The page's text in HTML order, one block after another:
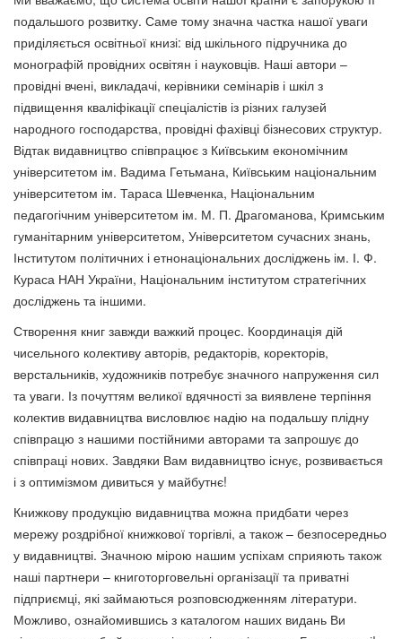
подальшого розвитку. Саме тому значна частка нашої уваги
приділяється освітньої книзі: від шкільного підручника до
монографій провідних освітян і науковців. Наші автори –
провідні вчені, викладачі, керівники семінарів і шкіл з
підвищення кваліфікації спеціалістів із різних галузей
народного господарства, провідні фахівці бізнесових структур.
Відтак видавництво співпрацює з Київським економічним
університетом ім. Вадима Гетьмана, Київським національним
університетом ім. Тараса Шевченка, Національним
педагогічним університетом ім. М. П. Драгоманова, Кримським
гуманітарним університетом, Університетом сучасних знань,
Інститутом політичних і етнонаціональних досліджень ім. І. Ф.
Кураса НАН України, Національним інститутом стратегічних
досліджень та іншими.
Створення книг завжди важкий процес. Координація дій
чисельного колективу авторів, редакторів, коректорів,
верстальників, художників потребує значного напруження сил
та уваги. Із почуттям великої вдячності за виявлене терпіння
колектив видавництва висловлює надію на подальшу плідну
співпрацю з нашими постійними авторами та запрошує до
співпраці нових. Завдяки Вам видавництво існує, розвивається
і з оптимізмом дивиться у майбутнє!
Книжкову продукцію видавництва можна придбати через
мережу роздрібної книжкової торгівлі, а також – безпосередньо
у видавництві. Значною мірою нашим успіхам сприяють також
наші партнери – книготорговельні організації та приватні
підприємці, які займаються розповсюдженням літератури.
Можливо, ознайомившись з каталогом наших видань Ви